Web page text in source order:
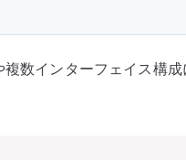
数インターフェイス構